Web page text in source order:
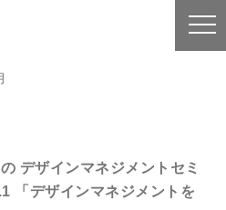
デザインマネジメントセミ
「デザインマネジメントを